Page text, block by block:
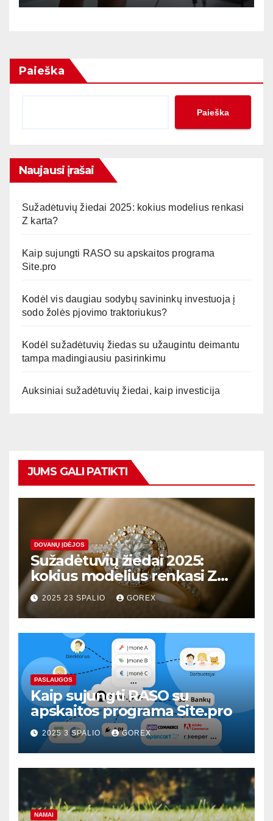
Paieška
Paieška
Naujausi įrašai
Sužadėtuvių žiedai 2025: kokius modelius renkasi
Z karta?
Kaip sujungti RASO su apskaitos programa
Site.pro
Kodėl vis daugiau sodybų savininkų investuoja į
sodo žolės pjovimo traktoriukus?
Kodėl sužadėtuvių žiedas su užaugintu deimantu
tampa madingiausiu pasirinkimu
Auksiniai sužadėtuvių žiedai, kaip investicija
JUMS GALI PATIKTI
DOVANŲ ĮDĖJOS
Sužadėtuvių žiedai 2025:
kokius modelius renkasi Z
karta?
2025 23 SPALIO GOREX
PASLAUGOS
Kaip sujungti RASO su
apskaitos programa Site.pro
2025 3 SPALIO GOREX
NAMAI